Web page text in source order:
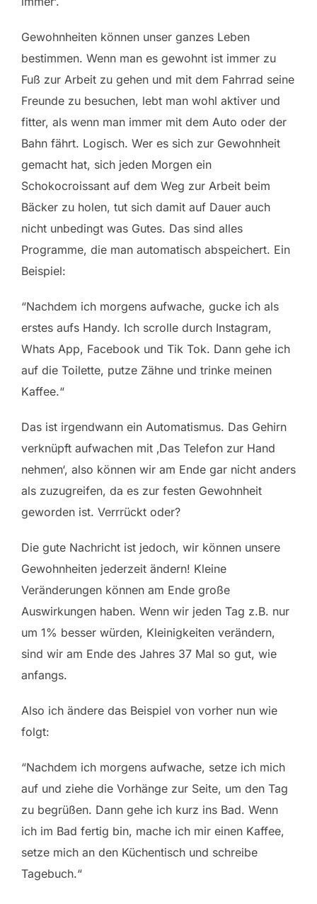
Gewohnheiten können unser ganzes Leben
bestimmen. Wenn man es gewohnt ist immer zu
Fuß zur Arbeit zu gehen und mit dem Fahrrad seine
Freunde zu besuchen, lebt man wohl aktiver und
fitter, als wenn man immer mit dem Auto oder der
Bahn fährt. Logisch. Wer es sich zur Gewohnheit
gemacht hat, sich jeden Morgen ein
Schokocroissant auf dem Weg zur Arbeit beim
Bäcker zu holen, tut sich damit auf Dauer auch
nicht unbedingt was Gutes. Das sind alles
Programme, die man automatisch abspeichert. Ein
Beispiel:
“Nachdem ich morgens aufwache, gucke ich als
erstes aufs Handy. Ich scrolle durch Instagram,
Whats App, Facebook und Tik Tok. Dann gehe ich
auf die Toilette, putze Zähne und trinke meinen
Kaffee.“
Das ist irgendwann ein Automatismus. Das Gehirn
verknüpft aufwachen mit ‚Das Telefon zur Hand
nehmen‘, also können wir am Ende gar nicht anders
als zuzugreifen, da es zur festen Gewohnheit
geworden ist. Verrrückt oder?
Die gute Nachricht ist jedoch, wir können unsere
Gewohnheiten jederzeit ändern! Kleine
Veränderungen können am Ende große
Auswirkungen haben. Wenn wir jeden Tag z.B. nur
um 1% besser würden, Kleinigkeiten verändern,
sind wir am Ende des Jahres 37 Mal so gut, wie
anfangs.
Also ich ändere das Beispiel von vorher nun wie
folgt:
“Nachdem ich morgens aufwache, setze ich mich
auf und ziehe die Vorhänge zur Seite, um den Tag
zu begrüßen. Dann gehe ich kurz ins Bad. Wenn
ich im Bad fertig bin, mache ich mir einen Kaffee,
setze mich an den Küchentisch und schreibe
Tagebuch.“